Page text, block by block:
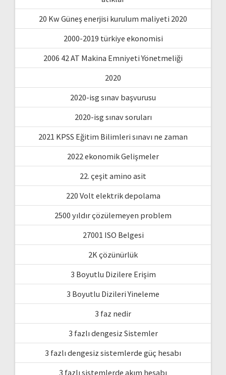
20 Kw Güneş enerjisi kurulum maliyeti 2020
2000-2019 türkiye ekonomisi
2006 42 AT Makina Emniyeti Yönetmeliği
2020
2020-isg sınav başvurusu
2020-isg sınav soruları
2021 KPSS Eğitim Bilimleri sınavı ne zaman
2022 ekonomik Gelişmeler
22. çeşit amino asit
220 Volt elektrik depolama
2500 yıldır çözülemeyen problem
27001 ISO Belgesi
2K çözünürlük
3 Boyutlu Dizilere Erişim
3 Boyutlu Dizileri Yineleme
3 faz nedir
3 fazlı dengesiz Sistemler
3 fazlı dengesiz sistemlerde güç hesabı
3 fazlı sistemlerde akım hesabı